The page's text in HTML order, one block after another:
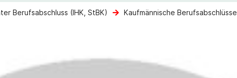
Berufsabschluss (IHK, StBK)
Kaufmännische Berufsabschlüsse